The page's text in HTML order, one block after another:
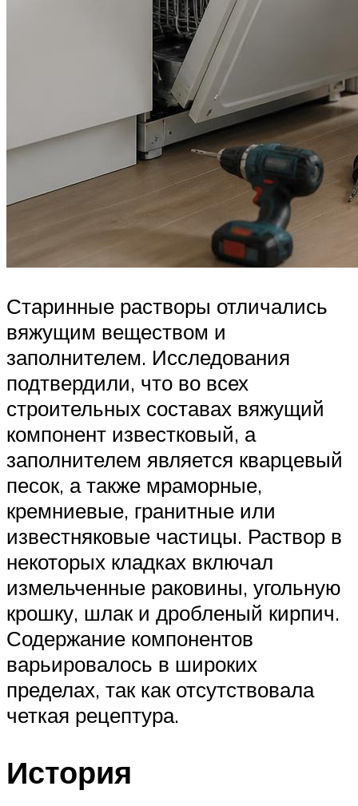
Старинные растворы отличались
вяжущим веществом и
заполнителем. Исследования
подтвердили, что во всех
строительных составах вяжущий
компонент известковый, а
заполнителем является кварцевый
песок, а также мраморные,
кремниевые, гранитные или
известняковые частицы. Раствор в
некоторых кладках включал
измельченные раковины, угольную
крошку, шлак и дробленый кирпич.
Содержание компонентов
варьировалось в широких
пределах, так как отсутствовала
четкая рецептура.
История